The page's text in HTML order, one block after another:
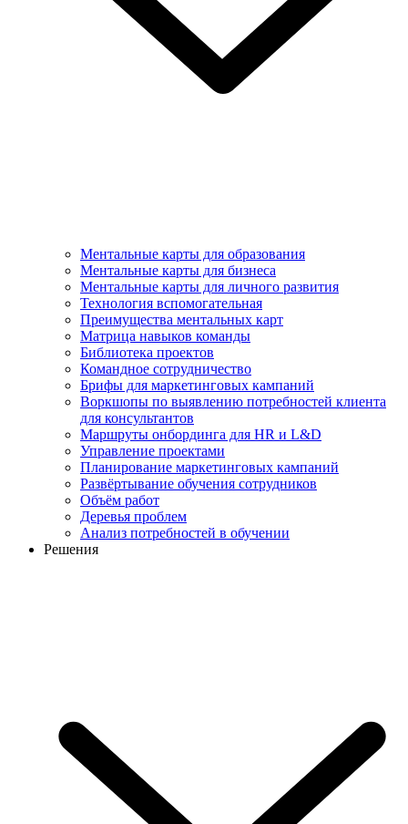
Ментальные карты для образования
Ментальные карты для бизнеса
Ментальные карты для личного развития
Технология вспомогательная
Преимущества ментальных карт
Матрица навыков команды
Библиотека проектов
Командное сотрудничество
Брифы для маркетинговых кампаний
Воркшопы по выявлению потребностей клиента
для консультантов
Маршруты онбординга для HR и L&D
Управление проектами
Планирование маркетинговых кампаний
Развёртывание обучения сотрудников
Объём работ
Деревья проблем
Анализ потребностей в обучении
Решения